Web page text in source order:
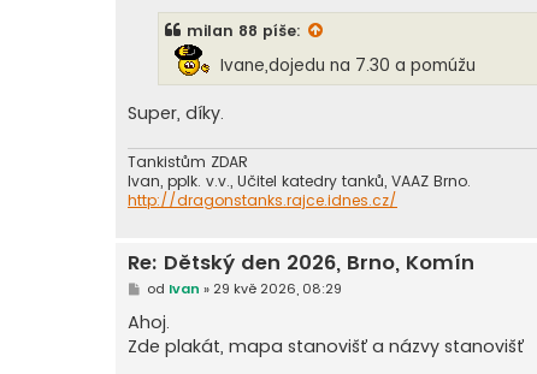
milan 88 píše:
Ivane,dojedu na 7.30 a pomúžu
Super, díky.
Tankistům ZDAR
Ivan, pplk. v.v., Učitel katedry tanků, VAAZ Brno.
http://dragonstanks.rajce.idnes.cz/
Re: Dětský den 2026, Brno, Komín
P
í
s
p
od Ivan » 29 kvě 2026, 08:29
Ahoj.
Zde plakát, mapa stanovišť a názvy stanovišť